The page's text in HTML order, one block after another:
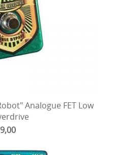
Analogue FET Low